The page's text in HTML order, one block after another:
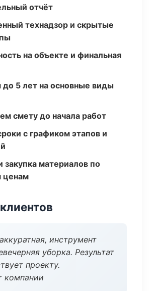
отчёт
технадзор и скрытые
на объекте и финальная
до 5 лет на основные виды
смету до начала работ
с графиком этапов и
закупка материалов по
ценам
инструмент
уборка. Результат
проекту.
компании